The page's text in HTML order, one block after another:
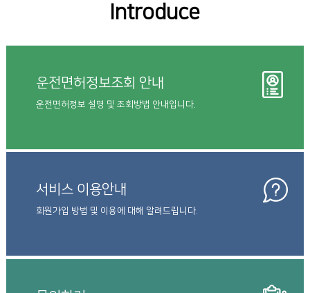
Introduce
운전면허정보조회 안내
운전면허정보 설명 및 조회방법 안내입니다.
서비스 이용안내
회원가입 방법 및 이용에 대해 알려드립니다.